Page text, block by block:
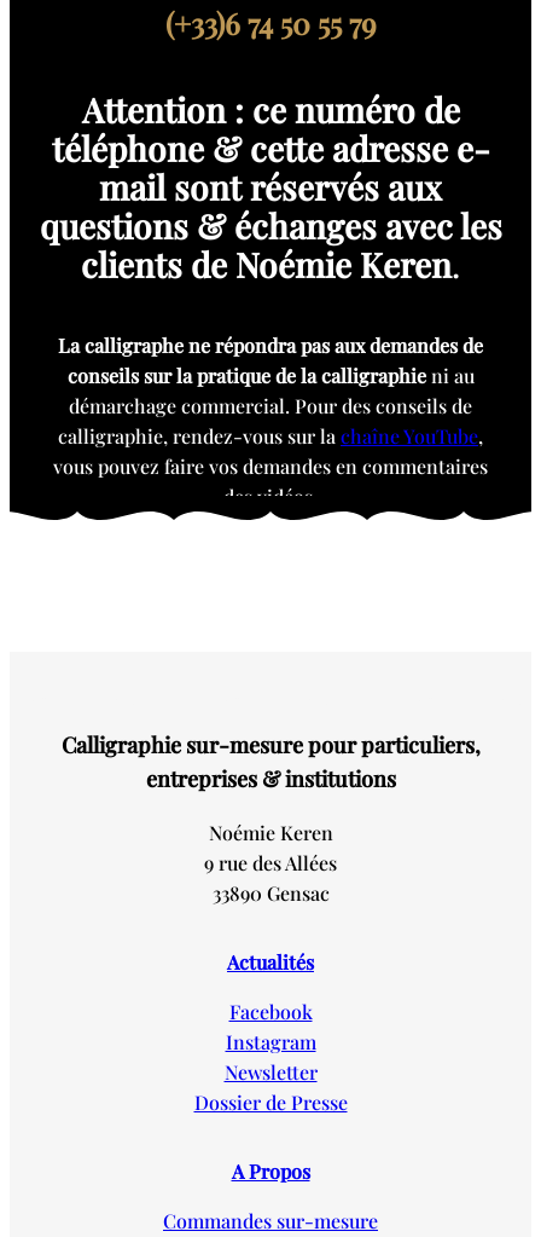
(+33)6 74 50 55 79
Attention : ce numéro de
téléphone & cette adresse e-
mail sont réservés aux
questions & échanges avec les
clients de Noémie Keren.
La calligraphe ne répondra pas aux demandes de
conseils sur la pratique de la calligraphieni au
démarchage commercial. Pour des conseils de
calligraphie, rendez-vous sur la chaîne YouTube,
vous pouvez faire vos demandes en commentaires
des vidéos.
Calligraphie sur-mesure pour particuliers,
entreprises & institutions
Noémie Keren
9 rue des Allées
33890 Gensac
Actualités
Facebook
Instagram
Newsletter
Dossier de Presse
A Propos
Commandes sur-mesure